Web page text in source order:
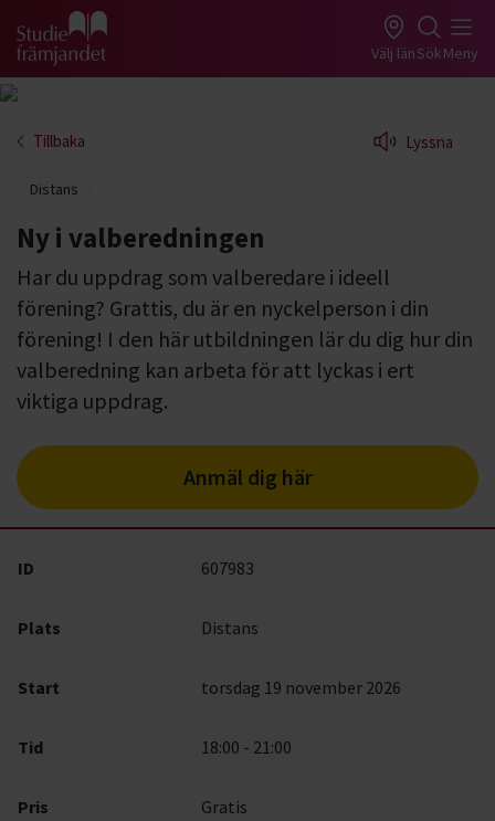
Gå till studiefrämjandets startsida Välj länSökMeny
Tillbaka Lyssna
Distans
Ny i valberedningen
Har du uppdrag som valberedare i ideell
förening? Grattis, du är en nyckelperson i din
förening! I den här utbildningen lär du dig hur din
valberedning kan arbeta för att lyckas i ert
viktiga uppdrag.
Anmäl dig här
ID 607983
Plats Distans
Start torsdag 19 november 2026
Tid 18:00 - 21:00
Pris Gratis